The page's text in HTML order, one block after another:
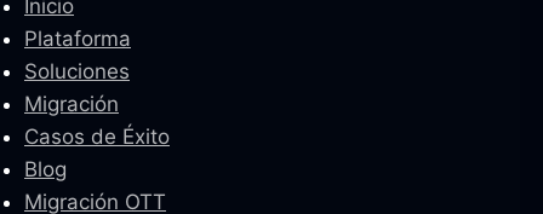
Inicio
Plataforma
Soluciones
Migración
Casos de Éxito
Blog
Migración OTT